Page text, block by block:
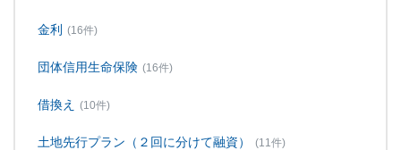
金利 (16件)
団体信用生命保険 (16件)
借換え (10件)
土地先行プラン（２回に分けて融資） (11件)